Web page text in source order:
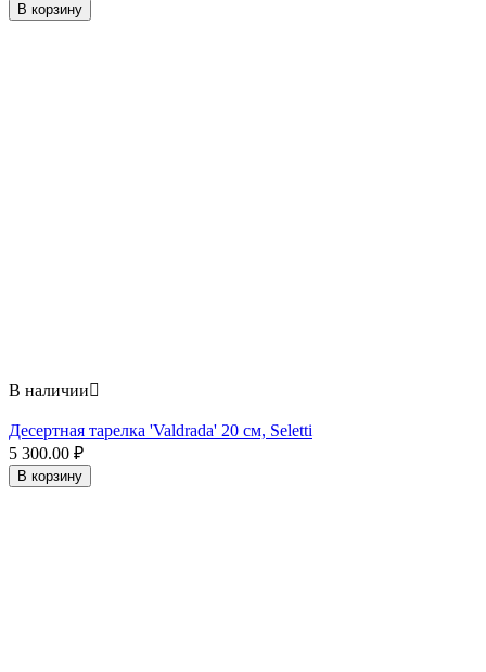
В корзину
В наличии
Десертная тарелка 'Valdrada' 20 см, Seletti
5 300.00 ₽
В корзину